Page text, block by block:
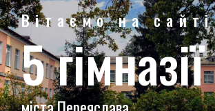
Вітаємо на сайті
5 гімназії